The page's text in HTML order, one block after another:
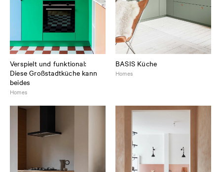
Verspielt und funktional:
Diese Großstadtküche kann
beides
Homes
BASIS Küche
Homes